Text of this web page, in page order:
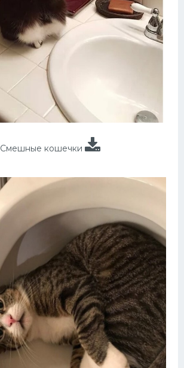
Смешные кошечки